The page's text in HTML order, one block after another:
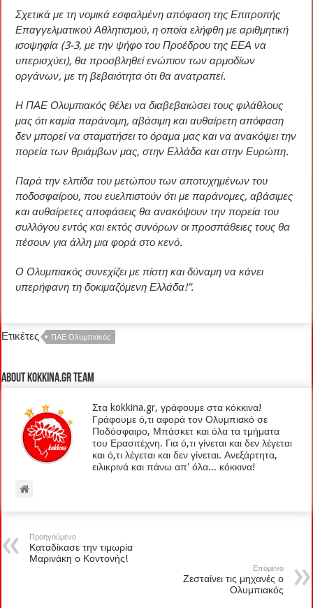
Σχετικά με τη νομικά εσφαλμένη απόφαση της Επιτροπής
Επαγγελματικού Αθλητισμού, η οποία ελήφθη με αριθμητική
ισοψηφία (3-3, με την ψήφο του Προέδρου της ΕΕΑ να
υπερισχύει), θα προσβληθεί ενώπιον των αρμοδίων
οργάνων, με τη βεβαιότητα ότι θα ανατραπεί.
Η ΠΑΕ Ολυμπιακός θέλει να διαβεβαιώσει τους φιλάθλους
μας ότι καμία παράνομη, αβάσιμη και αυθαίρετη απόφαση
δεν μπορεί να σταματήσει το όραμα μας και να ανακόψει την
πορεία των θριάμβων μας, στην Ελλάδα και στην Ευρώπη.
Παρά την ελπίδα του μετώπου των αποτυχημένων του
ποδοσφαίρου, που ευελπιστούν ότι με παράνομες, αβάσιμες
και αυθαίρετες αποφάσεις θα ανακόψουν την πορεία του
συλλόγου εντός και εκτός συνόρων οι προσπάθειες τους θα
πέσουν για άλλη μια φορά στο κενό.
Ο Ολυμπιακός συνεχίζει με πίστη και δύναμη να κάνει
υπερήφανη τη δοκιμαζόμενη Ελλάδα!”.
Ετικέτες ΠΑΕ Ολυμπιακός
About kokkina.gr TEAM
Στα kokkina.gr, γράφουμε στα κόκκινα!
Γράφουμε ό,τι αφορά τον Ολυμπιακό σε
Ποδόσφαιρο, Μπάσκετ και όλα τα τμήματα
του Ερασιτέχνη. Για ό,τι γίνεται και δεν λέγεται
και ό,τι λέγεται και δεν γίνεται. Ανεξάρτητα,
ειλικρινά και πάνω απ' όλα... κόκκινα!
Προηγούμενο
Καταδίκασε την τιμωρία
Μαρινάκη ο Κοντονής!
Επόμενο
Ζεσταίνει τις μηχανές ο
Ολυμπιακός